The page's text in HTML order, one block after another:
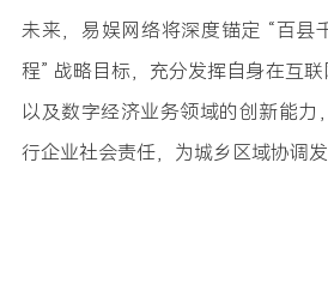
未来，易娱网络将深度锚定 “百县
程” 战略目标，充分发挥自身在互联
以及数字经济业务领域的创新能力
行企业社会责任，为城乡区域协调发